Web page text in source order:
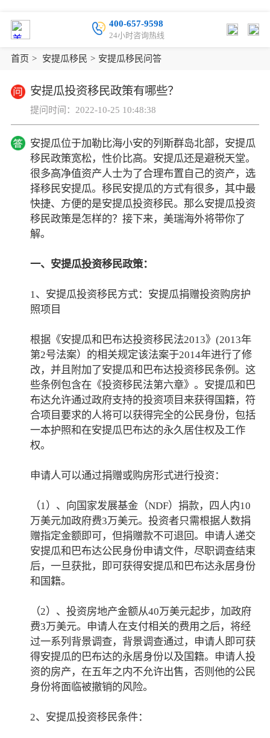
400-657-9598
24小时咨询热线
首页 > 安提瓜移民 > 安提瓜移民问答
安提瓜投资移民政策有哪些？
提问时间：2022-10-25 10:48:38
安提瓜位于加勒比海小安的列斯群岛北部，安提瓜
移民政策宽松，性价比高。安提瓜还是避税天堂。
很多高净值资产人士为了合理布置自己的资产，选
择移民安提瓜。移民安提瓜的方式有很多，其中最
快捷、方便的是安提瓜投资移民。那么安提瓜投资
移民政策是怎样的？接下来，美瑞海外将带你了
解。
一、安提瓜投资移民政策：
1、安提瓜投资移民方式：安提瓜捐赠投资购房护
照项目
根据《安提瓜和巴布达投资移民法2013》(2013年
第2号法案）的相关规定该法案于2014年进行了修
改，并且附加了安提瓜和巴布达投资移民条例。这
些条例包含在《投资移民法第六章》。安提瓜和巴
布达允许通过政府支持的投资项目来获得国籍，符
合项目要求的人将可以获得完全的公民身份，包括
一本护照和在安提瓜巴布达的永久居住权及工作
权。
申请人可以通过捐赠或购房形式进行投资：
（1）、向国家发展基金（NDF）捐款，四人内10
万美元加政府费3万美元。投资者只需根据人数捐
赠指定金额即可，但捐赠款不可退回。申请人递交
安提瓜和巴布达公民身份申请文件，尽职调查结束
后，一旦获批，即可获得安提瓜和巴布达永居身份
和国籍。
（2）、投资房地产金额从40万美元起步，加政府
费3万美元。申请人在支付相关的费用之后，将经
过一系列背景调查，背景调查通过，申请人即可获
得安提瓜的巴布达的永居身份以及国籍。申请人投
资的房产，在五年之内不允许出售，否则他的公民
身份将面临被撤销的风险。
2、安提瓜投资移民条件：